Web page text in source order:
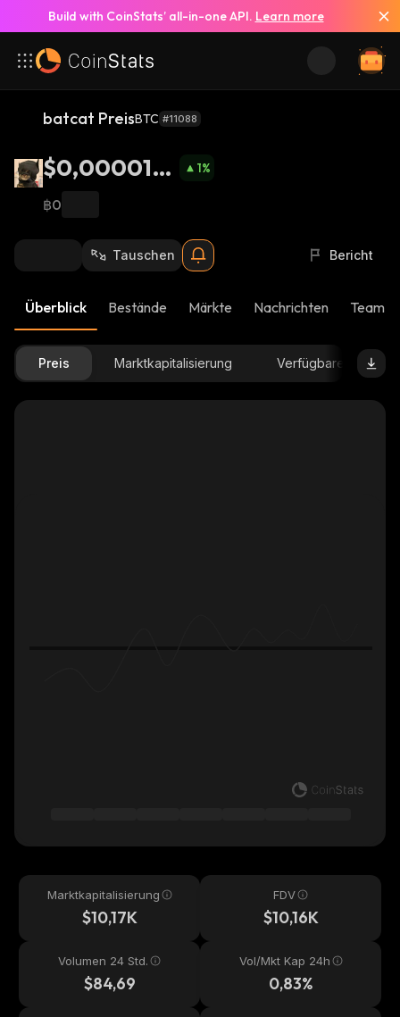
Build with CoinStats’ all-in-one API. Learn more
batcat PreisBTC #11088
$0,0000101
7
1%
฿0
Tauschen Bericht
Überblick Bestände Märkte Nachrichten Team-
Preis Marktkapitalisierung Verfügbare Menge
Marktkapitalisierung
$10,17K
FDV
$10,16K
Volumen 24 Std.
$84,69
Vol/Mkt Kap 24h
0,83%